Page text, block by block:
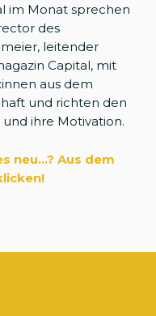
im Monat sprechen
des
leitender
Capital, mit
aus dem
und richten den
ihre Motivation.
neu...? Aus dem